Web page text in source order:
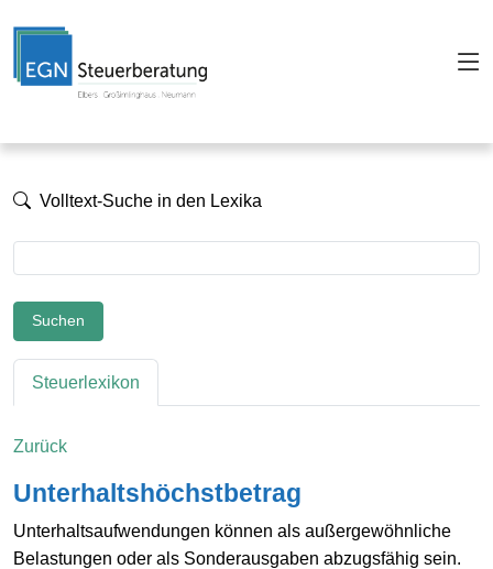
Volltext-Suche in den Lexika
Suchen
Steuerlexikon
Zurück
Unterhaltshöchstbetrag
Unterhaltsaufwendungen können als außergewöhnliche
Belastungen oder als Sonderausgaben abzugsfähig sein.